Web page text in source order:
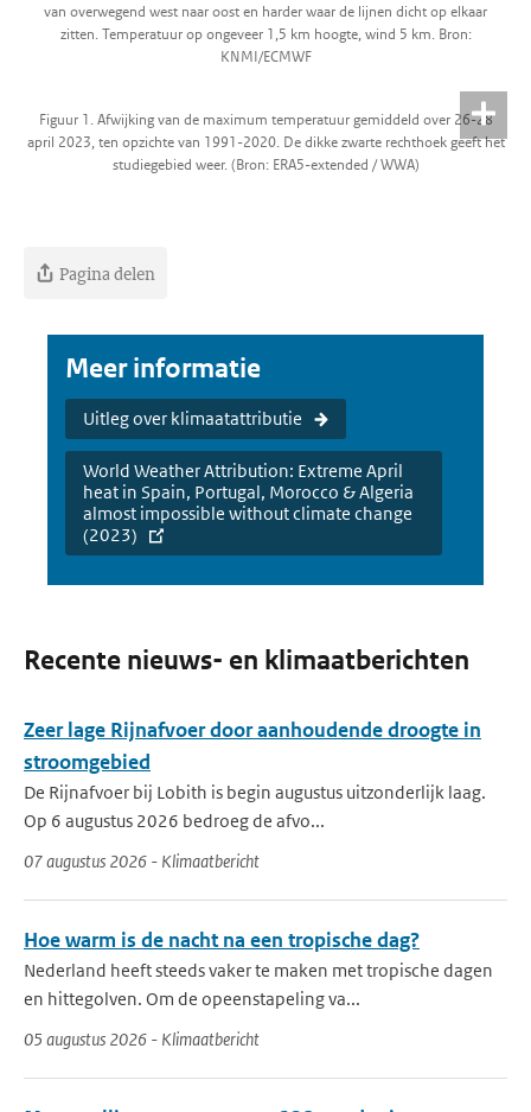
van overwegend west naar oost en harder waar de lijnen dicht op elkaar
zitten. Temperatuur op ongeveer 1,5 km hoogte, wind 5 km. Bron:
KNMI/ECMWF
Figuur 1. Afwijking van de maximum temperatuur gemiddeld over 26-28
april 2023, ten opzichte van 1991-2020. De dikke zwarte rechthoek geeft het
studiegebied weer. (Bron: ERA5-extended / WWA)
Pagina delen
Meer informatie
Uitleg over klimaatattributie
World Weather Attribution: Extreme April
heat in Spain, Portugal, Morocco & Algeria
almost impossible without climate change
(2023)
Recente nieuws- en klimaatberichten
Zeer lage Rijnafvoer door aanhoudende droogte in
stroomgebied
De Rijnafvoer bij Lobith is begin augustus uitzonderlijk laag.
Op 6 augustus 2026 bedroeg de afvo...
07 augustus 2026 - Klimaatbericht
Hoe warm is de nacht na een tropische dag?
Nederland heeft steeds vaker te maken met tropische dagen
en hittegolven. Om de opeenstapeling va...
05 augustus 2026 - Klimaatbericht